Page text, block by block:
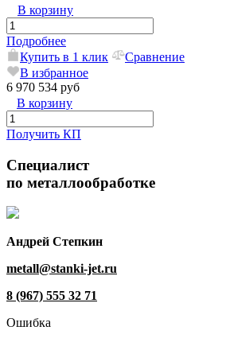
В корзину
Подробнее
Купить в 1 клик
Сравнение
В избранное
6 970 534 руб
В корзину
Получить КП
Специалист
по металлообработке
Андрей Степкин
metall@stanki-jet.ru
8 (967) 555 32 71
Ошибка